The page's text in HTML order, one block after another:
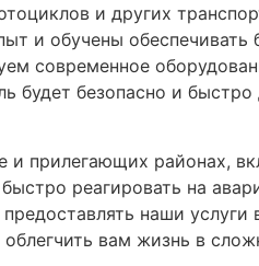
и других
и обучены обеспечивать
современное
будет безопасно и быстро
и прилегающих районах,
реагировать на
наши услуги
вам жизнь в